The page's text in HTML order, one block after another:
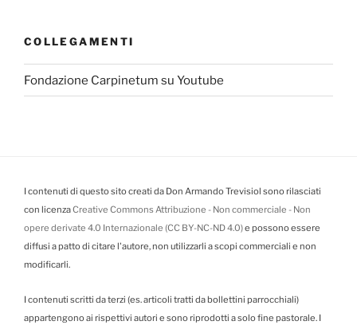
COLLEGAMENTI
Fondazione Carpinetum su Youtube
I contenuti di questo sito creati da Don Armando Trevisiol sono rilasciati
con licenzaCreative Commons Attribuzione - Non commerciale - Non
opere derivate 4.0 Internazionale (CC BY-NC-ND 4.0)e possono essere
diffusi a patto di citare l'autore, non utilizzarli a scopi commerciali e non
modificarli.
I contenuti scritti da terzi (es. articoli tratti da bollettini parrocchiali)
appartengono ai rispettivi autori e sono riprodotti a solo fine pastorale. I